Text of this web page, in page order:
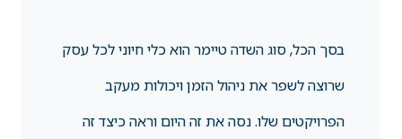
בסך הכל, סוג השדה טיימר הוא כלי חיוני לכל עסק
שרוצה לשפר את ניהול הזמן ויכולות מעקב
הפרויקטים שלו. נסה את זה היום וראה כיצד זה